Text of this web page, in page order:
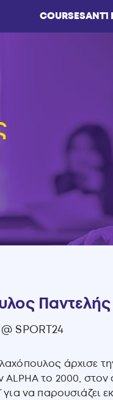
COURSESΑΝΤ1
Παντελής
SPORT24
άρχισε
ALPHA το 2000,
για να παρουσιάζει